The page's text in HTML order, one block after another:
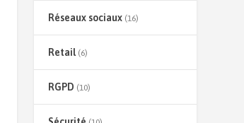
Réseaux sociaux(16)
Retail(6)
RGPD (10)